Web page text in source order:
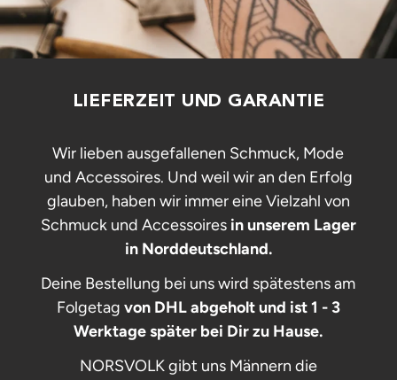
LIEFERZEIT UND GARANTIE
Wir lieben ausgefallenen Schmuck, Mode
und Accessoires. Und weil wir an den Erfolg
glauben, haben wir immer eine Vielzahl von
Schmuck und Accessoires in unserem Lager
in Norddeutschland.
Deine Bestellung bei uns wird spätestens am
Folgetag von DHL abgeholt und ist 1 - 3
Werktage später bei Dir zu Hause.
NORSVOLK gibt uns Männern die